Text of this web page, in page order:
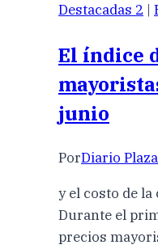
Destacadas 2 |
El índice
junio
PorDiario
y el costo de
Durante el
precios